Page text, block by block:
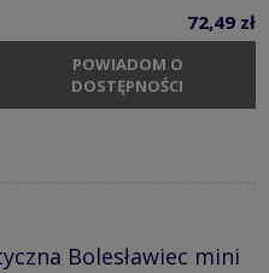
72,49 zł
POWIADOM O
DOSTĘPNOŚCI
Bolesławiec mini